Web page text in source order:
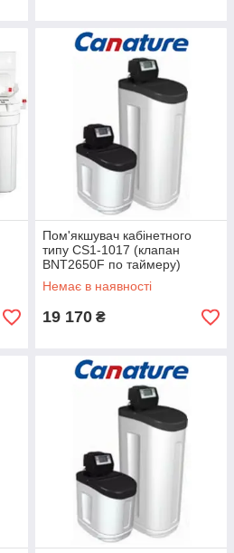
Пом'якшувач кабінетного
типу CS1-1017 (клапан
BNT2650F по таймеру)
Немає в наявності
19 170 ₴